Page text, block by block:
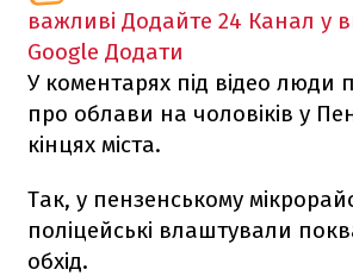
важливі Додайте 24 Канал у
Google Додати
У коментарях під відео люди
про облави на чоловіків у
кінцях міста.
Так, у пензенському
поліцейські влаштували
обхід.